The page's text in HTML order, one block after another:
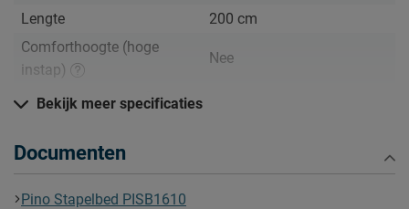
Lengte
200 cm
Comforthoogte (hoge
instap)
Nee
Hoogte hoofdbord
Maximale hoogte matras
Kenmerken
Bekijk meer specificaties
Documenten
Pino Stapelbed PISB1610